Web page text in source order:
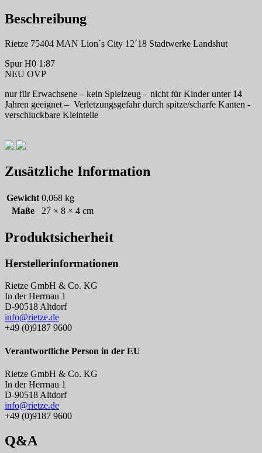
Beschreibung
Rietze 75404 MAN Lion´s City 12´18 Stadtwerke Landshut
Spur H0 1:87
NEU OVP
nur für Erwachsene – kein Spielzeug – nicht für Kinder unter 14
Jahren geeignet – Verletzungsgefahr durch spitze/scharfe Kanten -
verschluckbare Kleinteile
Zusätzliche Information
Gewicht 0,068 kg
Maße
27 × 8 × 4 cm
Produktsicherheit
Herstellerinformationen
Rietze GmbH & Co. KG
In der Herrnau 1
D-90518 Altdorf
info@rietze.de
+49 (0)9187 9600
Verantwortliche Person in der EU
Rietze GmbH & Co. KG
In der Herrnau 1
D-90518 Altdorf
info@rietze.de
+49 (0)9187 9600
Q&A